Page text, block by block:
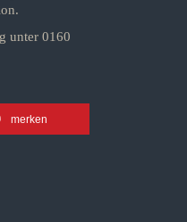
unter 0160
merken